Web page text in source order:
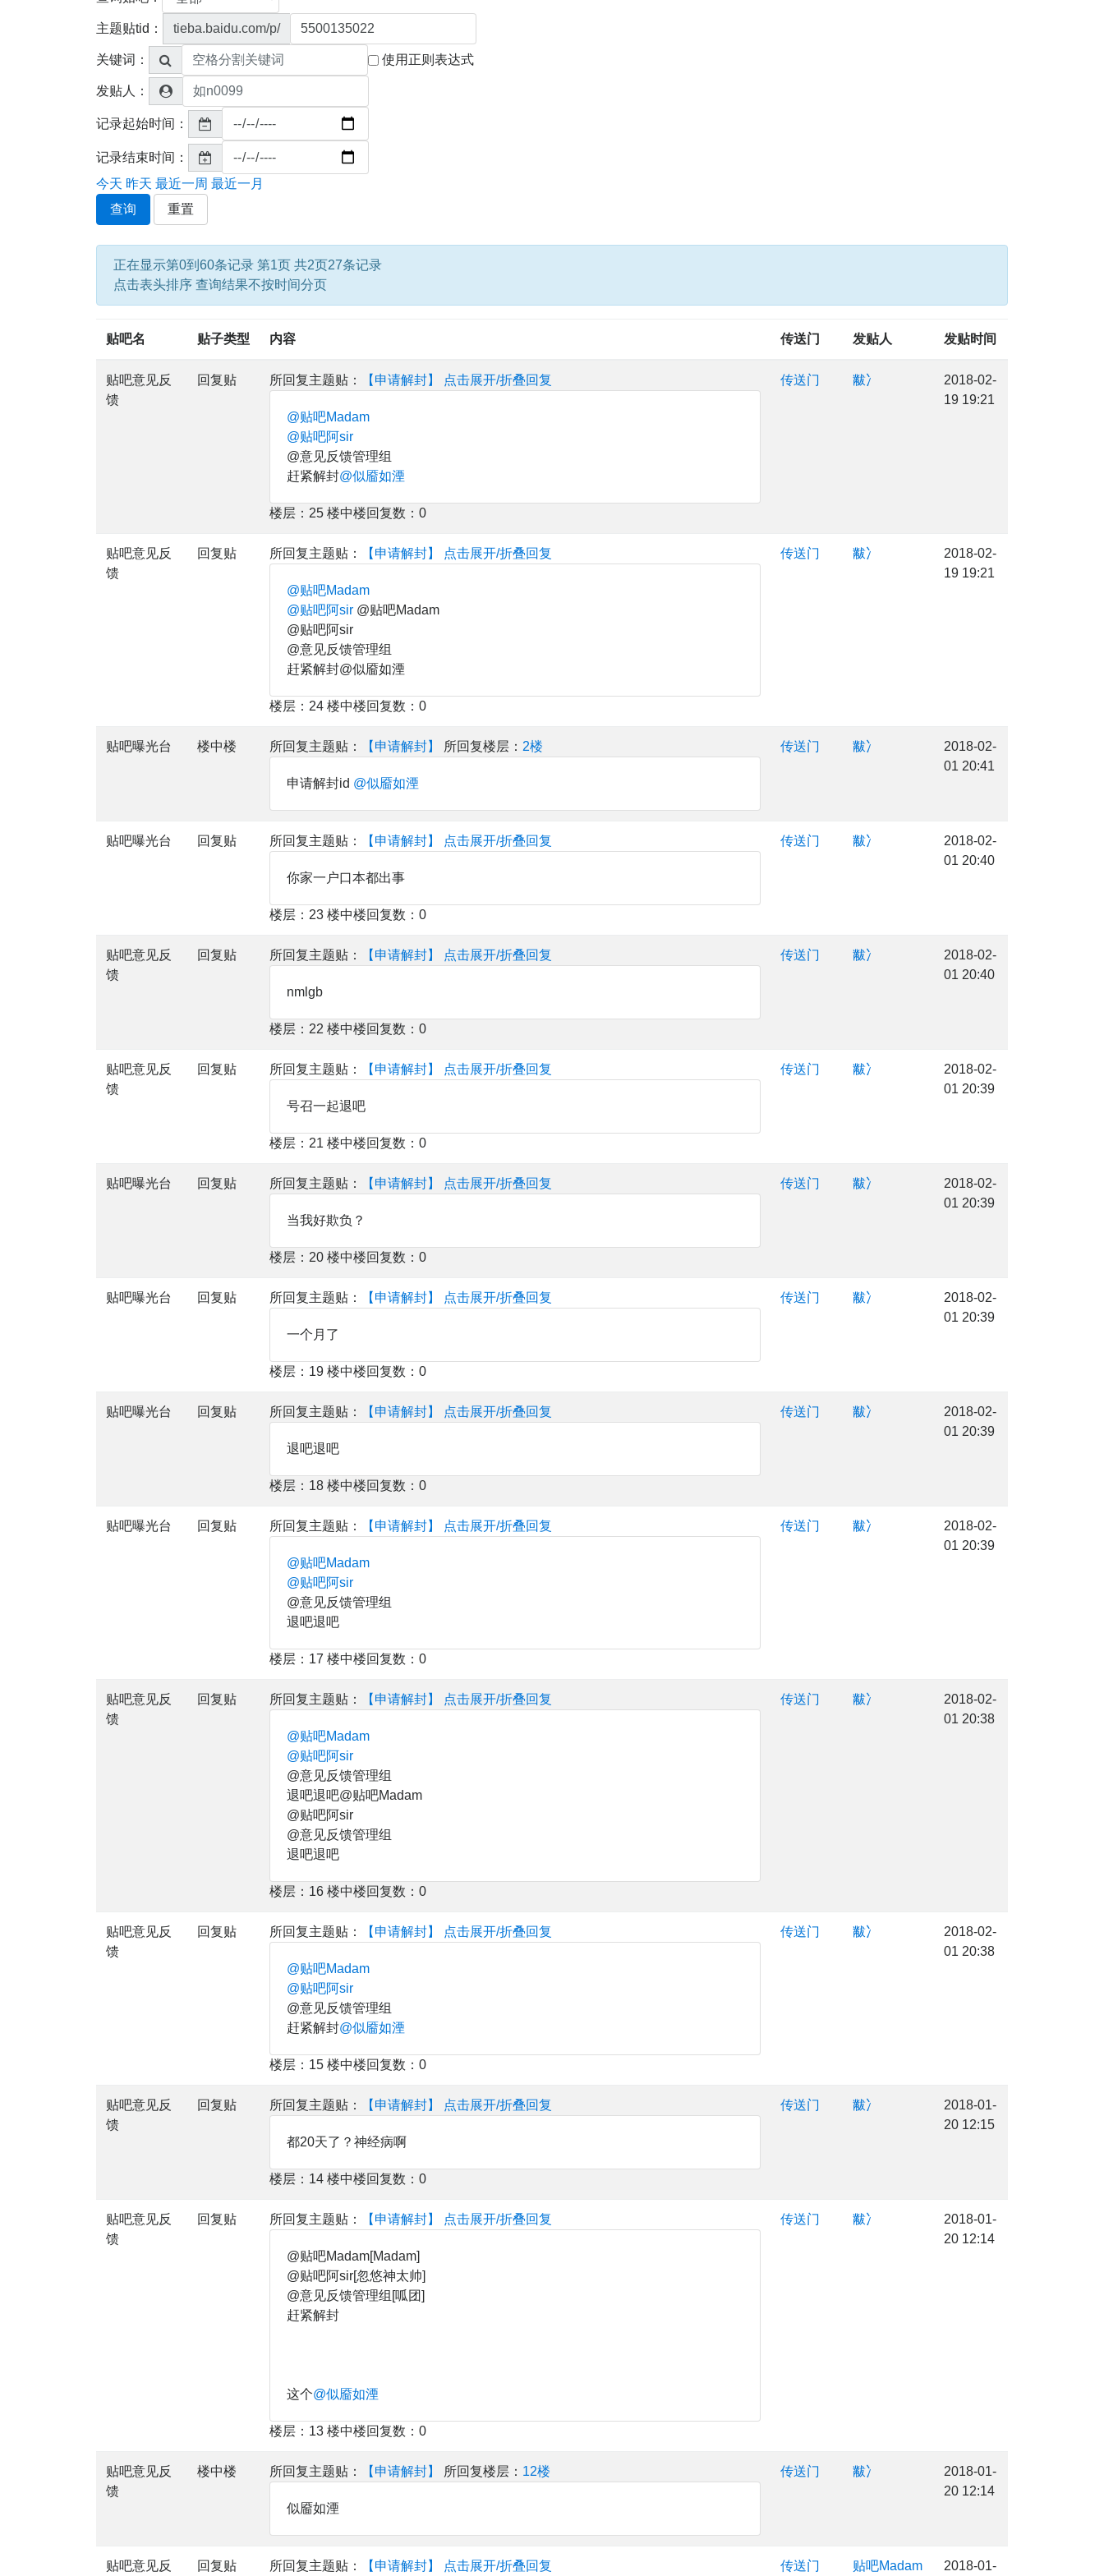
主题贴tid： tieba.baidu.com/p/
关键词： 使用正则表达式
发贴人：
记录起始时间：
记录结束时间：
今天 昨天 最近一周 最近一月
查询
重置
正在显示第0到60条记录 第1页 共2页27条记录
点击表头排序 查询结果不按时间分页
贴吧名 贴子类型 内容 传送门 发贴人 发贴时间
贴吧意见反
馈
回复贴 所回复主题贴： 【申请解封】 点击展开/折叠回复
@贴吧Madam
@贴吧阿sir
@意见反馈管理组
赶紧解封@似靥如湮
楼层：25 楼中楼回复数：0
传送门 黻冫
2018-02-
19 19:21
贴吧意见反
馈
回复贴 所回复主题贴： 【申请解封】 点击展开/折叠回复
@贴吧Madam
@贴吧阿sir @贴吧Madam
@贴吧阿sir
@意见反馈管理组
赶紧解封@似靥如湮
楼层：24 楼中楼回复数：0
传送门 黻冫
2018-02-
19 19:21
贴吧曝光台 楼中楼 所回复主题贴： 【申请解封】 所回复楼层： 2楼
申请解封id @似靥如湮
传送门 黻冫
2018-02-
01 20:41
贴吧曝光台 回复贴 所回复主题贴： 【申请解封】 点击展开/折叠回复
你家一户口本都出事
楼层：23 楼中楼回复数：0
传送门 黻冫
2018-02-
01 20:40
贴吧意见反
馈
回复贴 所回复主题贴： 【申请解封】 点击展开/折叠回复
nmlgb
楼层：22 楼中楼回复数：0
传送门 黻冫
2018-02-
01 20:40
贴吧意见反
馈
回复贴 所回复主题贴： 【申请解封】 点击展开/折叠回复
号召一起退吧
楼层：21 楼中楼回复数：0
传送门 黻冫
2018-02-
01 20:39
贴吧曝光台 回复贴 所回复主题贴： 【申请解封】 点击展开/折叠回复
当我好欺负？
楼层：20 楼中楼回复数：0
传送门 黻冫
2018-02-
01 20:39
贴吧曝光台 回复贴 所回复主题贴： 【申请解封】 点击展开/折叠回复
一个月了
楼层：19 楼中楼回复数：0
传送门 黻冫
2018-02-
01 20:39
贴吧曝光台 回复贴 所回复主题贴： 【申请解封】 点击展开/折叠回复
退吧退吧
楼层：18 楼中楼回复数：0
传送门 黻冫
2018-02-
01 20:39
贴吧曝光台 回复贴 所回复主题贴： 【申请解封】 点击展开/折叠回复
@贴吧Madam
@贴吧阿sir
@意见反馈管理组
退吧退吧
楼层：17 楼中楼回复数：0
传送门 黻冫
2018-02-
01 20:39
贴吧意见反
馈
回复贴 所回复主题贴： 【申请解封】 点击展开/折叠回复
@贴吧Madam
@贴吧阿sir
@意见反馈管理组
退吧退吧@贴吧Madam
@贴吧阿sir
@意见反馈管理组
退吧退吧
楼层：16 楼中楼回复数：0
传送门 黻冫
2018-02-
01 20:38
贴吧意见反
馈
回复贴 所回复主题贴： 【申请解封】 点击展开/折叠回复
@贴吧Madam
@贴吧阿sir
@意见反馈管理组
赶紧解封@似靥如湮
楼层：15 楼中楼回复数：0
传送门 黻冫
2018-02-
01 20:38
贴吧意见反
馈
回复贴 所回复主题贴： 【申请解封】 点击展开/折叠回复
都20天了？神经病啊
楼层：14 楼中楼回复数：0
传送门 黻冫
2018-01-
20 12:15
贴吧意见反
馈
回复贴 所回复主题贴： 【申请解封】 点击展开/折叠回复
@贴吧Madam[Madam]
@贴吧阿sir[忽悠神太帅]
@意见反馈管理组[呱团]
赶紧解封
这个@似靥如湮
楼层：13 楼中楼回复数：0
传送门 黻冫
2018-01-
20 12:14
贴吧意见反
馈
楼中楼 所回复主题贴： 【申请解封】 所回复楼层： 12楼
似靥如湮
传送门 黻冫
2018-01-
20 12:14
贴吧意见反 回复贴 所回复主题贴： 【申请解封】 点击展开/折叠回复 传送门 贴吧Madam 2018-01-